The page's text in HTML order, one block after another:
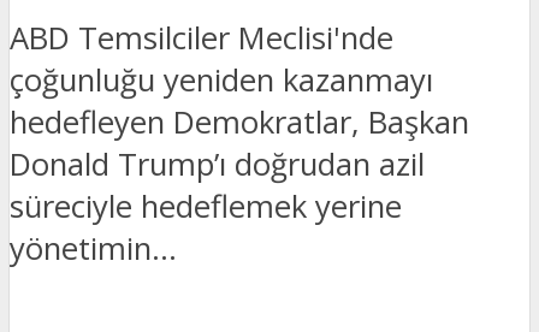
ABD Temsilciler Meclisi'nde
çoğunluğu yeniden kazanmayı
hedefleyen Demokratlar, Başkan
Donald Trump’ı doğrudan azil
süreciyle hedeflemek yerine
yönetimin...